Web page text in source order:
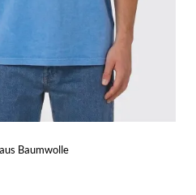
Baumwolle